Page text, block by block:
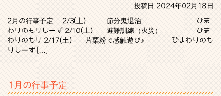
投稿日 2024年02月18日
2月の行事予定 2/3(土) 節分鬼退治 ひま
わりのもりしーず 2/10(土) 避難訓練（火災） ひま
わりのもり 2/17(土) 片栗粉で感触遊び♪ ひまわりのも
りしーず […]
1月の行事予定